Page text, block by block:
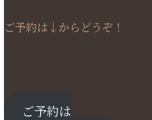
ご予約は↓からどうぞ！
ご予約は